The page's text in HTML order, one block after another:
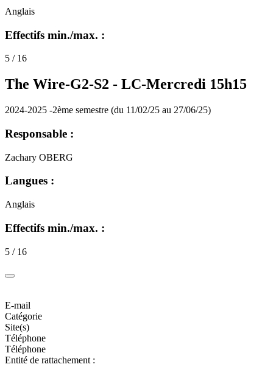
Anglais
Effectifs min./max. :
5 / 16
The Wire-G2-S2 - LC-Mercredi 15h15
2024-2025 -2ème semestre (du 11/02/25 au 27/06/25)
Responsable :
Zachary OBERG
Langues :
Anglais
Effectifs min./max. :
5 / 16
E-mail
Catégorie
Site(s)
Téléphone
Téléphone
Entité de rattachement :